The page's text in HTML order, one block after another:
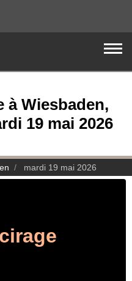
à Wiesbaden,
19 mai 2026
mardi 19 mai 2026